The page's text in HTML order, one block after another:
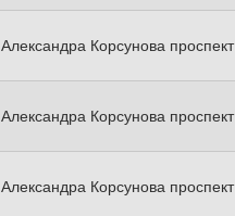
Александра Корсунова проспект
Александра Корсунова проспект
Александра Корсунова проспект